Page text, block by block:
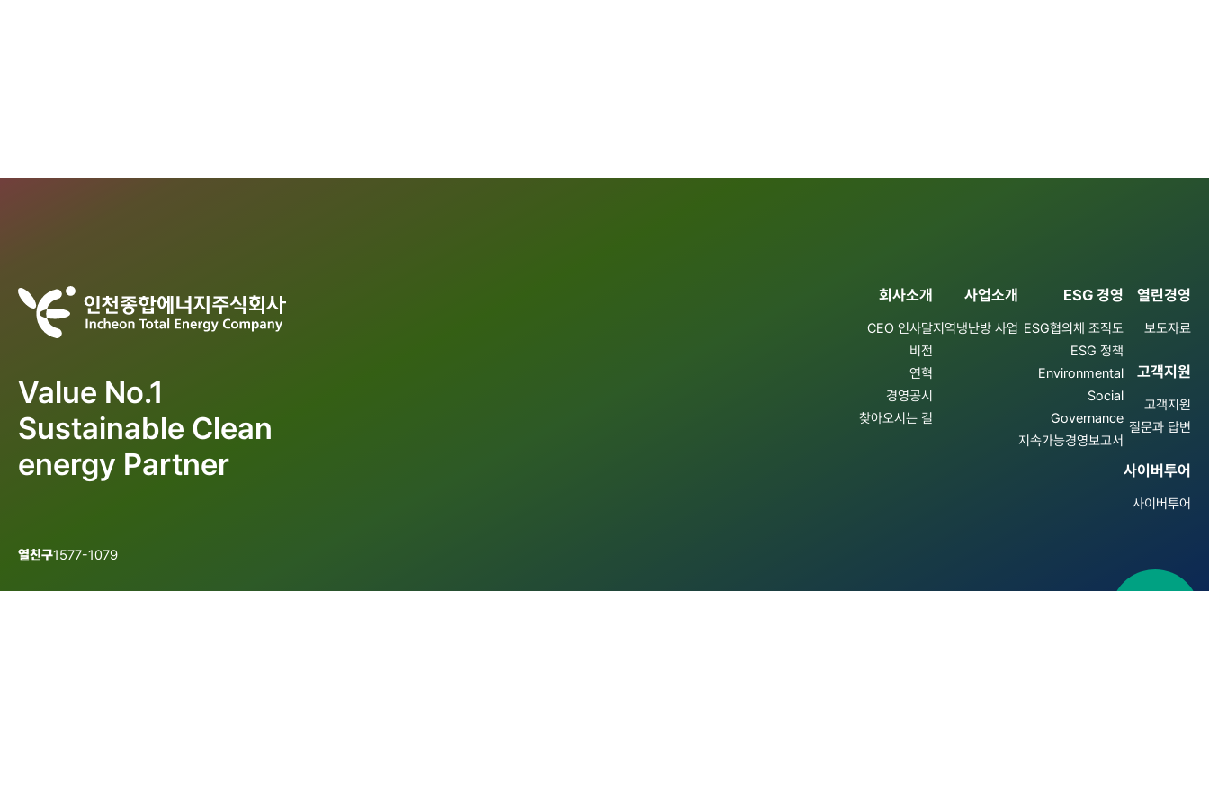
Value No.1
Sustainable Clean
energy Partner
열친구1577-1079
회사소개
CEO 인사말
비전
연혁
경영공시
찾아오시는 길
사업소개
지역냉난방 사업
ESG 경영
ESG협의체 조직도
ESG 정책
Environmental
Social
Governance
지속가능경영보고서
열린경영
보도자료
고객지원
고객지원
질문과 답변
사이버투어
사이버투어